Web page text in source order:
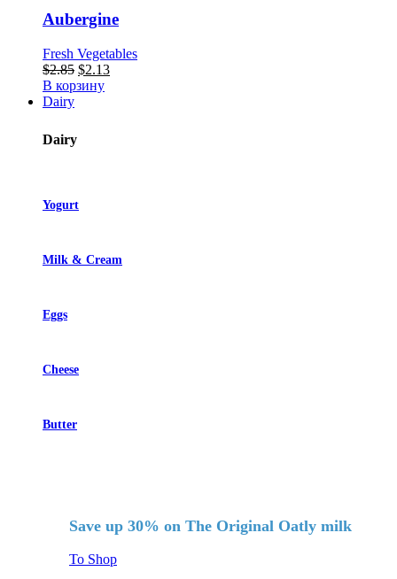
Aubergine
Fresh Vegetables
$2.85 Первоначальная
цена
$2.13Текущая
В корзину
Dairy
Dairy
Yogurt
Milk & Cream
Eggs
Cheese
Butter
Save up 30% on The Original Oatly milk
To Shop